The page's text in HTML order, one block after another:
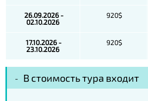
26.09.2026 -
02.10.2026
920$
17.10.2026 -
23.10.2026
920$
В стоимость тура входит